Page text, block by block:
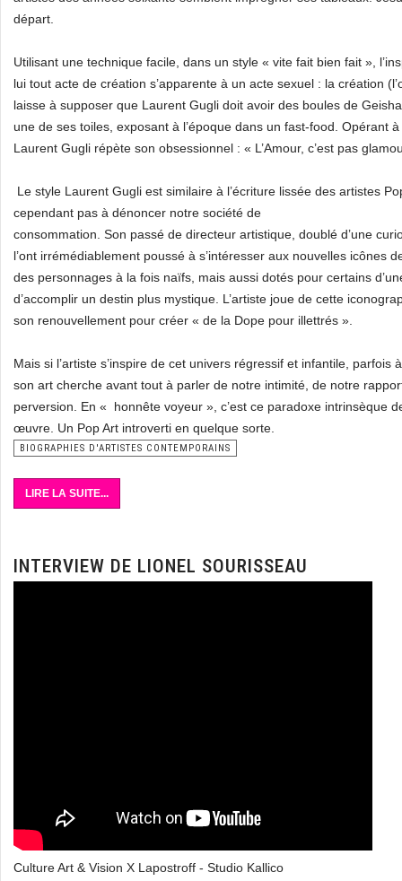
départ.
Utilisant une technique facile, dans un style « vite fait bien fait »,
lui tout acte de création s’apparente à un acte sexuel : la création
laisse à supposer que Laurent Gugli doit avoir des boules de
une de ses toiles, exposant à l’époque dans un fast-food. Opérant
Laurent Gugli répète son obsessionnel : « L’Amour, c’est pas
Le style Laurent Gugli est similaire à l’écriture lissée des artistes
cependant pas à dénoncer notre société de
consommation. Son passé de directeur artistique, doublé d’une
l’ont irrémédiablement poussé à s’intéresser aux nouvelles
des personnages à la fois naïfs, mais aussi dotés pour certains
d’accomplir un destin plus mystique. L’artiste joue de cette
son renouvellement pour créer « de la Dope pour illettrés ».
Mais si l’artiste s’inspire de cet univers régressif et infantile,
son art cherche avant tout à parler de notre intimité, de notre
perversion. En « honnête voyeur », c’est ce paradoxe intrinsèque
œuvre. Un Pop Art introverti en quelque sorte.
BIOGRAPHIES D'ARTISTES CONTEMPORAINS
LIRE LA SUITE...
INTERVIEW DE LIONEL SOURISSEAU
Culture Art & Vision X Lapostroff - Studio Kallico